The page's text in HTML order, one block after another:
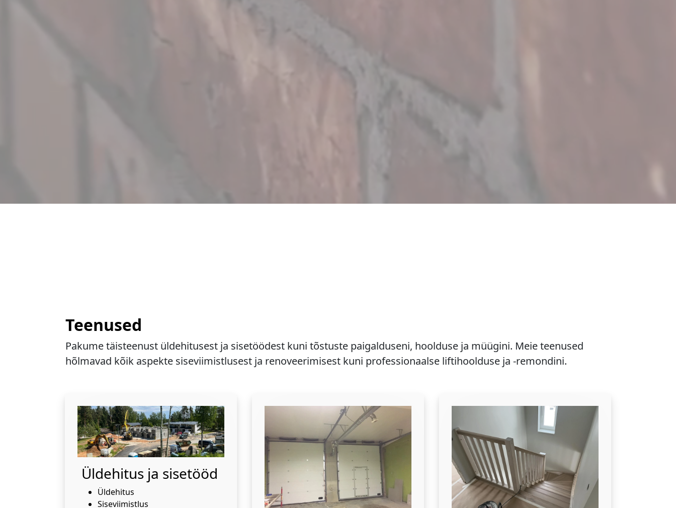
Teenused
Pakume täisteenust üldehitusest ja sisetöödest kuni tõstuste paigalduseni, hoolduse ja müügini. Meie teenused
hõlmavad kõik aspekte siseviimistlusest ja renoveerimisest kuni professionaalse liftihoolduse ja -remondini.
Üldehitus ja sisetööd
Üldehitus
Siseviimistlus